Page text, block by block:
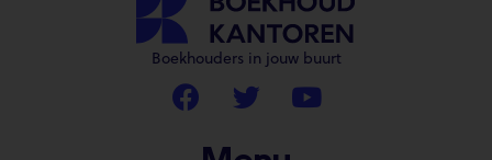
Boekhouders in jouw buurt